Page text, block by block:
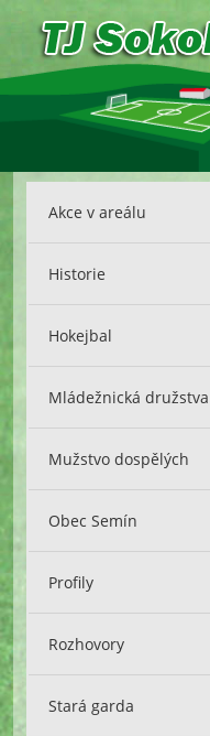
Akce v areálu
Historie
Hokejbal
Mládežnická družstva
Mužstvo dospělých
Obec Semín
Profily
Rozhovory
Stará garda